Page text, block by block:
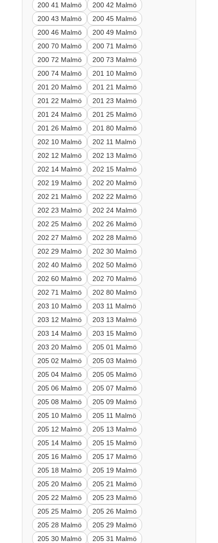
200 41 Malmö
200 42 Malmö
200 43 Malmö
200 45 Malmö
200 46 Malmö
200 49 Malmö
200 70 Malmö
200 71 Malmö
200 72 Malmö
200 73 Malmö
200 74 Malmö
201 10 Malmö
201 20 Malmö
201 21 Malmö
201 22 Malmö
201 23 Malmö
201 24 Malmö
201 25 Malmö
201 26 Malmö
201 80 Malmö
202 10 Malmö
202 11 Malmö
202 12 Malmö
202 13 Malmö
202 14 Malmö
202 15 Malmö
202 19 Malmö
202 20 Malmö
202 21 Malmö
202 22 Malmö
202 23 Malmö
202 24 Malmö
202 25 Malmö
202 26 Malmö
202 27 Malmö
202 28 Malmö
202 29 Malmö
202 30 Malmö
202 40 Malmö
202 50 Malmö
202 60 Malmö
202 70 Malmö
202 71 Malmö
202 80 Malmö
203 10 Malmö
203 11 Malmö
203 12 Malmö
203 13 Malmö
203 14 Malmö
203 15 Malmö
203 20 Malmö
205 01 Malmö
205 02 Malmö
205 03 Malmö
205 04 Malmö
205 05 Malmö
205 06 Malmö
205 07 Malmö
205 08 Malmö
205 09 Malmö
205 10 Malmö
205 11 Malmö
205 12 Malmö
205 13 Malmö
205 14 Malmö
205 15 Malmö
205 16 Malmö
205 17 Malmö
205 18 Malmö
205 19 Malmö
205 20 Malmö
205 21 Malmö
205 22 Malmö
205 23 Malmö
205 25 Malmö
205 26 Malmö
205 28 Malmö
205 29 Malmö
205 30 Malmö
205 31 Malmö